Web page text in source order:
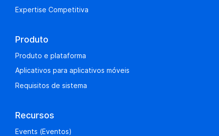
Expertise Competitiva
Produto
Produto e plataforma
Aplicativos para aplicativos móveis
Requisitos de sistema
Recursos
Events (Eventos)